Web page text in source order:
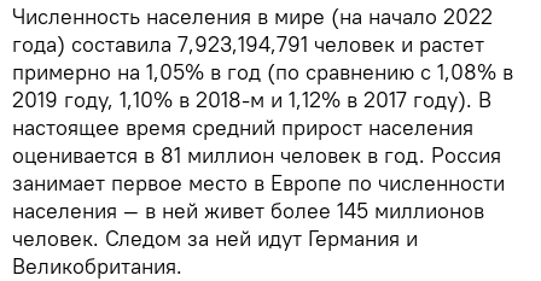
Численность населения в мире (на начало 2022
года) составила 7,923,194,791 человек и растет
примерно на 1,05% в год (по сравнению с 1,08% в
2019 году, 1,10% в 2018-м и 1,12% в 2017 году). В
настоящее время средний прирост населения
оценивается в 81 миллион человек в год. Россия
занимает первое место в Европе по численности
населения — в ней живет более 145 миллионов
человек. Следом за ней идут Германия и
Великобритания.